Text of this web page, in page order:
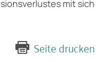
mit sich
Seite drucken